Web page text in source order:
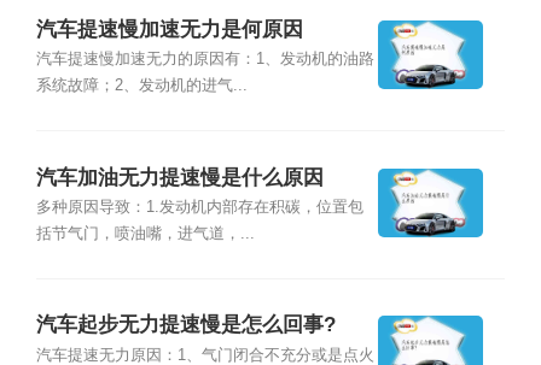
汽车提速慢加速无力是何原因
汽车提速慢加速无力的原因有：1、发动机的油路
系统故障；2、发动机的进气...
汽车加油无力提速慢是什么原因
多种原因导致：1.发动机内部存在积碳，位置包
括节气门，喷油嘴，进气道，...
汽车起步无力提速慢是怎么回事?
汽车提速无力原因：1、气门闭合不充分或是点火